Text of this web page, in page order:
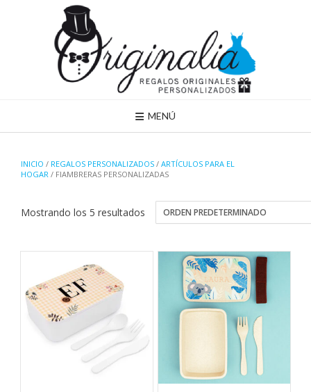
MENÚ
INICIO / REGALOS PERSONALIZADOS / ARTÍCULOS PARA EL
HOGAR / FIAMBRERAS PERSONALIZADAS
Mostrando los 5 resultados